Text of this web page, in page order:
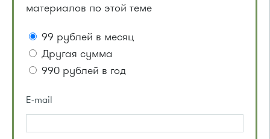
материалов по этой теме
99 рублей в месяц
Другая сумма
990 рублей в год
E-mail